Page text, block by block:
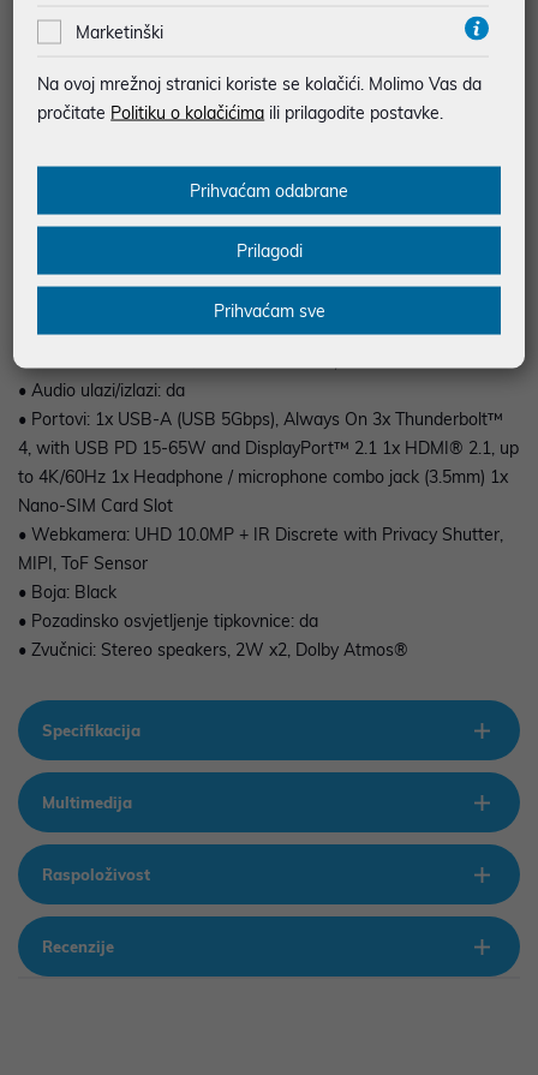
• Grafički sustav: Integrated Intel® Graphics
• Radna memorija: 32GB Soldered LPDDR5X-7467
• Pohrana: 1TB SSD M.2 2280 PCIe® 5.0x4 Performance
NVMe® Opal 2.0
• Masa uređaja: Starting at 0.998 kg (2.20 lbs)
• Operativni sistem: Windows® 11 Pro, Croatian / Slovenian /
• Mreža: No Onboard Ethernet
• Bežična mreža: Intel® Wi-Fi® 7 BE211, 802.11be 2x2 + BT5.4
• Audio ulazi/izlazi: da
• Portovi: 1x USB-A (USB 5Gbps), Always On 3x Thunderbolt™
4, with USB PD 15-65W and DisplayPort™ 2.1 1x HDMI® 2.1, up
to 4K/60Hz 1x Headphone / microphone combo jack (3.5mm) 1x
Nano-SIM Card Slot
• Webkamera: UHD 10.0MP + IR Discrete with Privacy Shutter,
MIPI, ToF Sensor
• Boja: Black
• Pozadinsko osvjetljenje tipkovnice: da
• Zvučnici: Stereo speakers, 2W x2, Dolby Atmos®
Specifikacija
Multimedija
Raspoloživost
Recenzije
Marketinški
Na ovoj mrežnoj stranici koriste se kolačići. Molimo Vas da
pročitate Politiku o kolačićima ili prilagodite postavke.
Prihvaćam odabrane
Prilagodi
Prihvaćam sve